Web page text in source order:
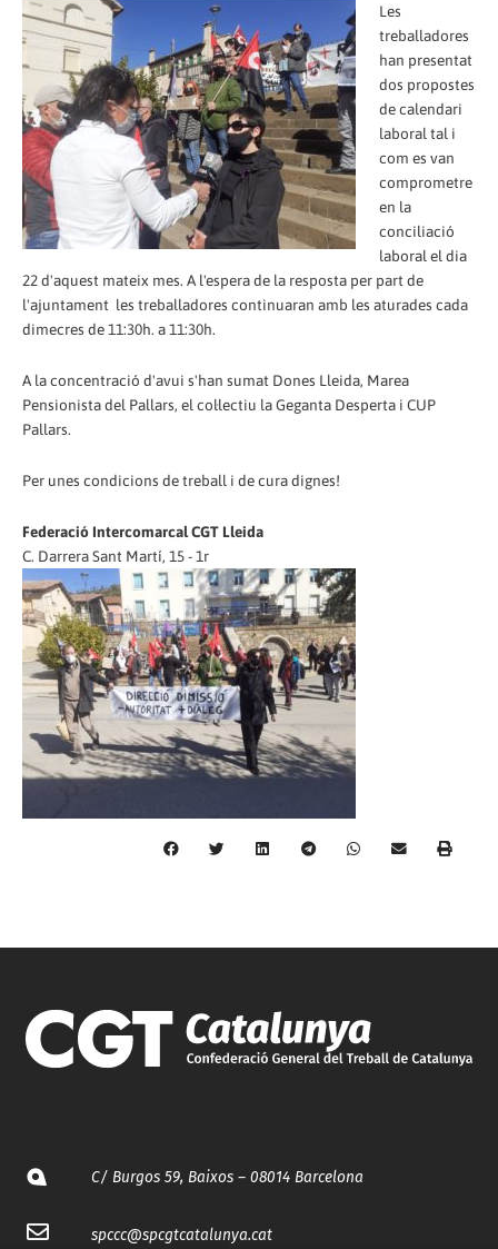
Les
treballadores
han presentat
dos propostes
de calendari
laboral tal i
com es van
comprometre
en la
conciliació
laboral el dia
22 d'aquest mateix mes. A l'espera de la resposta per part de
l'ajuntament les treballadores continuaran amb les aturades cada
dimecres de 11:30h. a 11:30h.
A la concentració d'avui s'han sumat Dones Lleida, Marea
Pensionista del Pallars, el col·lectiu la Geganta Desperta i CUP
Pallars.
Per unes condicions de treball i de cura dignes!
Federació Intercomarcal CGT Lleida
C. Darrera Sant Martí, 15 - 1r
C/ Burgos 59, Baixos – 08014 Barcelona
spccc@spcgtcatalunya.cat